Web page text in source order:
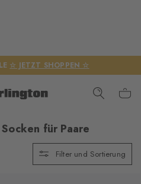
☆ JETZT SHOPPEN ☆
für Paare
Filter und Sortierung